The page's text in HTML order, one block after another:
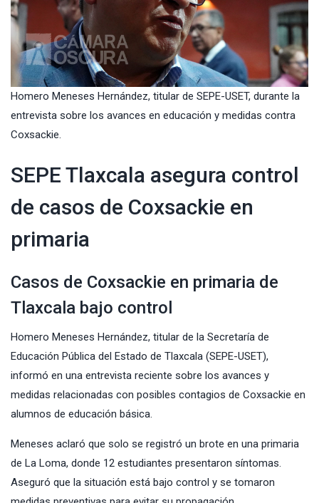
Homero Meneses Hernández, titular de SEPE-USET, durante la
entrevista sobre los avances en educación y medidas contra
Coxsackie.
SEPE Tlaxcala asegura control
de casos de Coxsackie en
primaria
Casos de Coxsackie en primaria de
Tlaxcala bajo control
Homero Meneses Hernández, titular de la Secretaría de
Educación Pública del Estado de Tlaxcala (SEPE-USET),
informó en una entrevista reciente sobre los avances y
medidas relacionadas con posibles contagios de Coxsackie en
alumnos de educación básica.
Meneses aclaró que solo se registró un brote en una primaria
de La Loma, donde 12 estudiantes presentaron síntomas.
Aseguró que la situación está bajo control y se tomaron